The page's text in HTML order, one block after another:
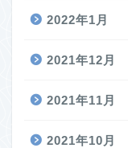
2022年1月
2021年12月
2021年11月
2021年10月